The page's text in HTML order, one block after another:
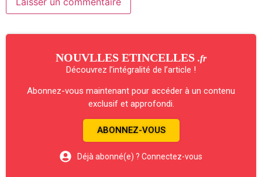
NOUVLLES ETINCELLES .fr
Découvrez l’intégralité de l’article !
Abonnez-vous maintenant pour accéder à un contenu
exclusif et approfondi.
ABONNEZ-VOUS
Déjà abonné(e) ? Connectez-vous